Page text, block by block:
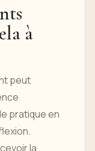
à
peut
pratique en
la